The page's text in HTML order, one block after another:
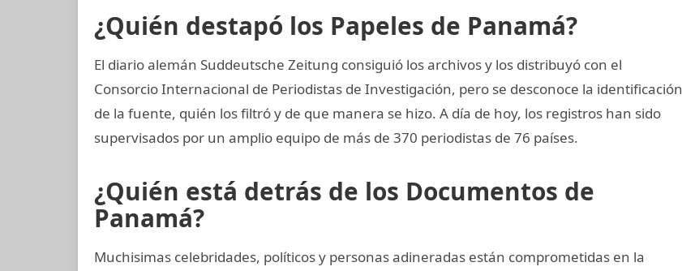
¿Quién destapó los Papeles de Panamá?
El diario alemán Suddeutsche Zeitung consiguió los archivos y los distribuyó con el
Consorcio Internacional de Periodistas de Investigación, pero se desconoce la identificación
de la fuente, quién los filtró y de que manera se hizo. A día de hoy, los registros han sido
supervisados por un amplio equipo de más de 370 periodistas de 76 países.
¿Quién está detrás de los Documentos de
Panamá?
Muchisimas celebridades, políticos y personas adineradas están comprometidas en la